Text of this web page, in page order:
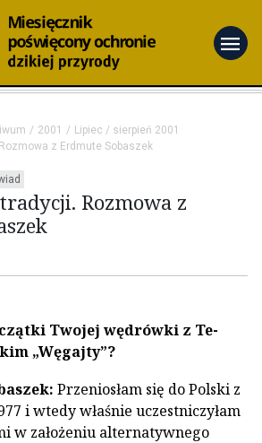
menu
2001
Lipiec / sierpień 2001
z Erdmute Sobaszek
Rozmowa z
Twojej wędrówki z Te­
„Węgajty”?
Przeniosłam się do Polski z
i wtedy właśnie uczestniczyłam
w założeniu alternatywnego